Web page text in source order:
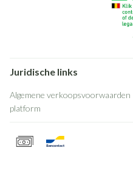
Juridische links
Algemene verkoopsvoorwaarden
platform